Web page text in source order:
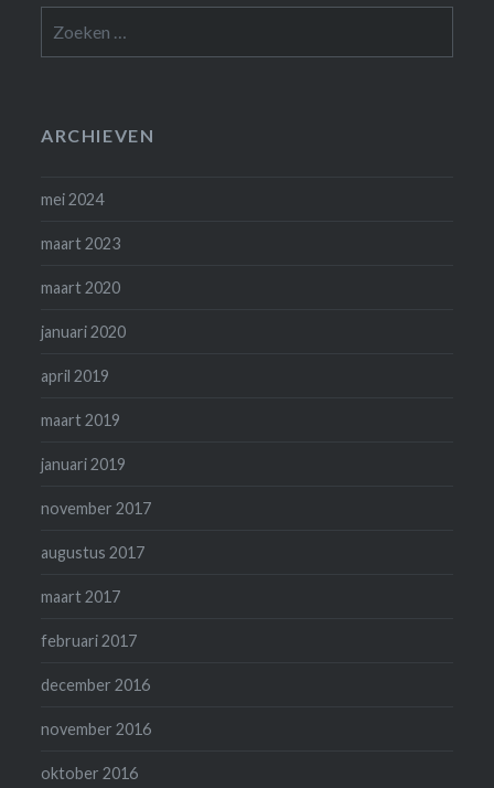
naar:
ARCHIEVEN
mei 2024
maart 2023
maart 2020
januari 2020
april 2019
maart 2019
januari 2019
november 2017
augustus 2017
maart 2017
februari 2017
december 2016
november 2016
oktober 2016